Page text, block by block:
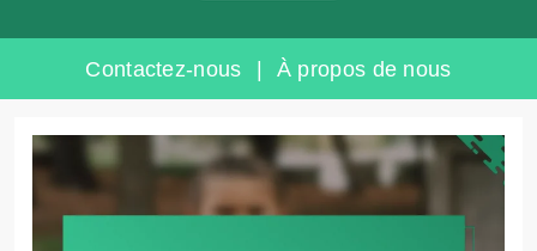
Contactez-nous | À propos de nous
content